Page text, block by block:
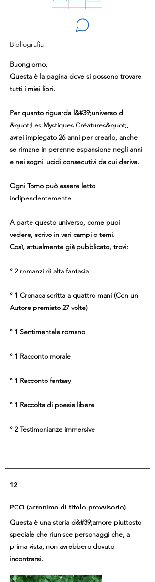
Bibliografia
Buongiorno,
Questa è la pagina dove si possono trovare
tutti i miei libri.
Per quanto riguarda l&#39;universo di
&quot;Les Mystiques Créatures&quot;,
avrei impiegato 26 anni per crearlo, anche
se rimane in perenne espansione negli anni
e nei sogni lucidi consecutivi da cui deriva.
Ogni Tomo può essere letto
indipendentemente.
A parte questo universo, come puoi
vedere, scrivo in vari campi o temi.
Così, attualmente già pubblicato, trovi:
° 2 romanzi di alta fantasia
° 1 Cronaca scritta a quattro mani (Con un
Autore premiato 27 volte)
° 1 Sentimentale romano
° 1 Racconto morale
° 1 Racconto fantasy
° 1 Raccolta di poesie libere
° 2 Testimonianze immersive
12
PCO (acronimo di titolo provvisorio)
Questa è una storia d&#39;amore piuttosto
speciale che riunisce personaggi che, a
prima vista, non avrebbero dovuto
incontrarsi.